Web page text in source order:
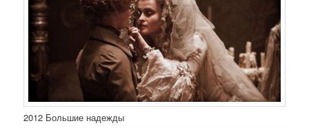
2012 Большие надежды